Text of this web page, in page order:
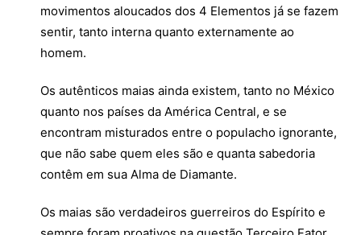
movimentos aloucados dos 4 Elementos já se fazem
sentir, tanto interna quanto externamente ao
homem.
Os autênticos maias ainda existem, tanto no México
quanto nos países da América Central, e se
encontram misturados entre o populacho ignorante,
que não sabe quem eles são e quanta sabedoria
contêm em sua Alma de Diamante.
Os maias são verdadeiros guerreiros do Espírito e